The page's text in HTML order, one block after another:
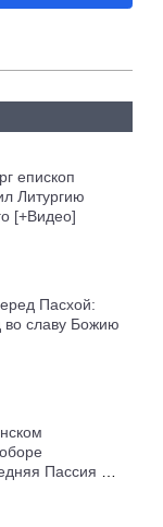
епископ
Литургию
[+Видео]
Пасхой:
во славу Божию
Пассия в